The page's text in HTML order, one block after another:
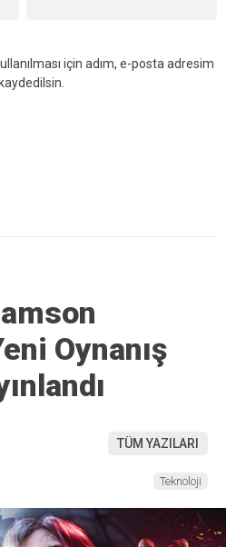
için adım, e-posta adresim
Oynanış
TÜM YAZILARI
Teknoloji